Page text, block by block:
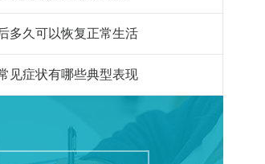
多久可以恢复正常生活
见症状有哪些典型表现